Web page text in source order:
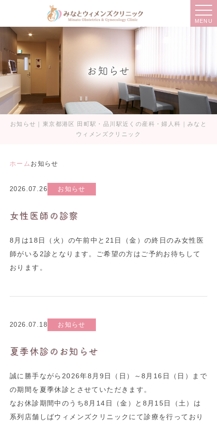
MENU
お知らせ
お知らせ｜東京都港区 田町駅・品川駅近くの産科・婦人科｜みなと
ウィメンズクリニック
ホーム お知らせ
2026.07.26 お知らせ
女性医師の診察
8月は18日（火）の午前中と21日（金）の終日のみ女性医
師がいる2診となります。ご希望の方はご予約お待ちして
おります。
2026.07.18 お知らせ
夏季休診のお知らせ
誠に勝手ながら2026年8月9日（日）～8月16日（日）まで
の期間を夏季休診とさせていただきます。
なお休診期間中のうち8月14日（金）と8月15日（土）は
系列店舗しばウィメンズクリニックにて診療を行っており